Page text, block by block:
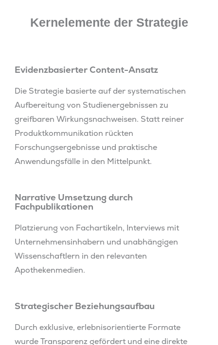
Kernelemente der Strategie
Evidenzbasierter Content-Ansatz
Die Strategie basierte auf der systematischen
Aufbereitung von Studienergebnissen zu
greifbaren Wirkungsnachweisen. Statt reiner
Produktkommunikation rückten
Forschungsergebnisse und praktische
Anwendungsfälle in den Mittelpunkt.
Narrative Umsetzung durch
Fachpublikationen
Platzierung von Fachartikeln, Interviews mit
Unternehmensinhabern und unabhängigen
Wissenschaftlern in den relevanten
Apothekenmedien.
Strategischer Beziehungsaufbau
Durch exklusive, erlebnisorientierte Formate
wurde Transparenz gefördert und eine direkte